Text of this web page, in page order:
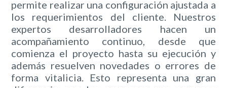
permite realizar una configuración ajustada a
los requerimientos del cliente. Nuestros
expertos desarrolladores hacen un
acompañamiento continuo, desde que
comienza el proyecto hasta su ejecución y
además resuelven novedades o errores de
forma vitalicia. Esto representa una gran